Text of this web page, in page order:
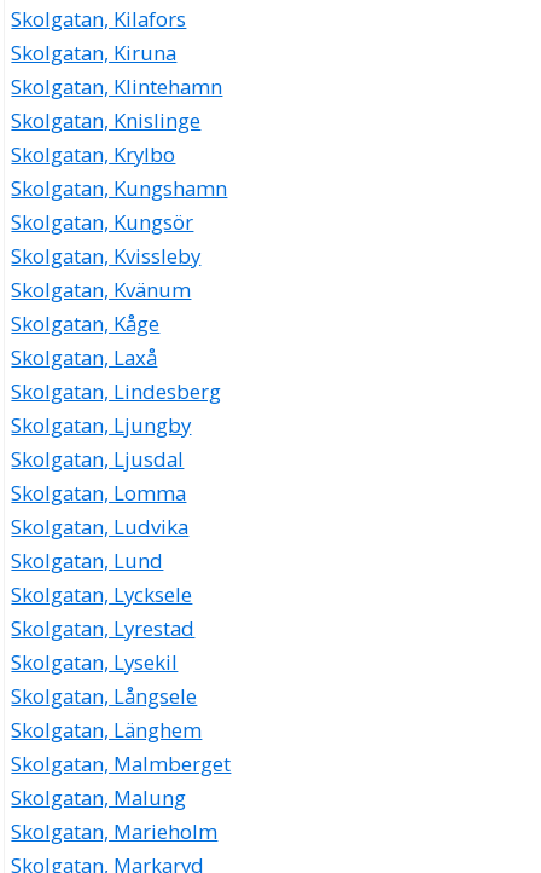
Skolgatan, Kilafors
Skolgatan, Kiruna
Skolgatan, Klintehamn
Skolgatan, Knislinge
Skolgatan, Krylbo
Skolgatan, Kungshamn
Skolgatan, Kungsör
Skolgatan, Kvissleby
Skolgatan, Kvänum
Skolgatan, Kåge
Skolgatan, Laxå
Skolgatan, Lindesberg
Skolgatan, Ljungby
Skolgatan, Ljusdal
Skolgatan, Lomma
Skolgatan, Ludvika
Skolgatan, Lund
Skolgatan, Lycksele
Skolgatan, Lyrestad
Skolgatan, Lysekil
Skolgatan, Långsele
Skolgatan, Länghem
Skolgatan, Malmberget
Skolgatan, Malung
Skolgatan, Marieholm
Skolgatan, Markaryd